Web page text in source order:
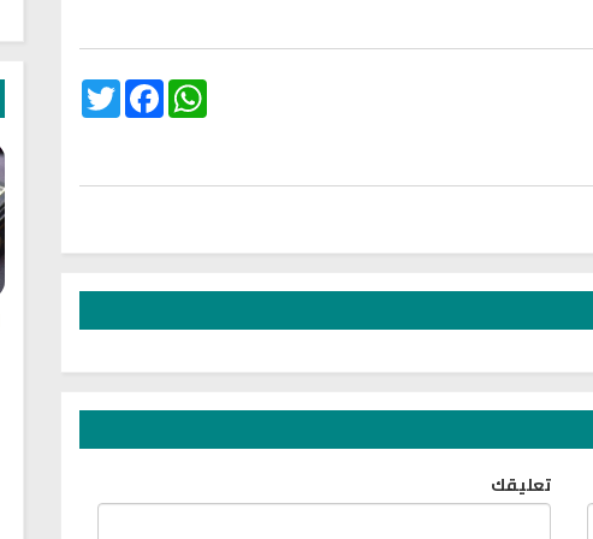
Twitter
FacebookWhatsApp
تعليقك
تلاوة جديدة للشيخ مشاري
تلاوات منوعة التاميلية
الترجمات الصوتية لمعاني
7158 | 2024-05-29